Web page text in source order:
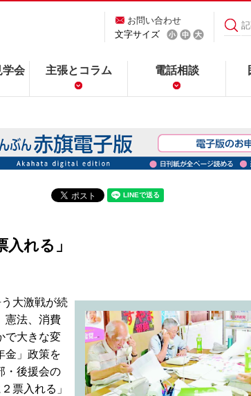
お問い合わせ
文字サイズ
学会 主張とコラム 電話相談
入れる」
大激戦が続
憲法、消費
で大きな変
金」政策を
・後援会の
票入れる」